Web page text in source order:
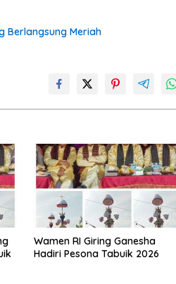
Berlangsung Meriah
Wamen RI Giring Ganesha
Hadiri Pesona Tabuik 2026